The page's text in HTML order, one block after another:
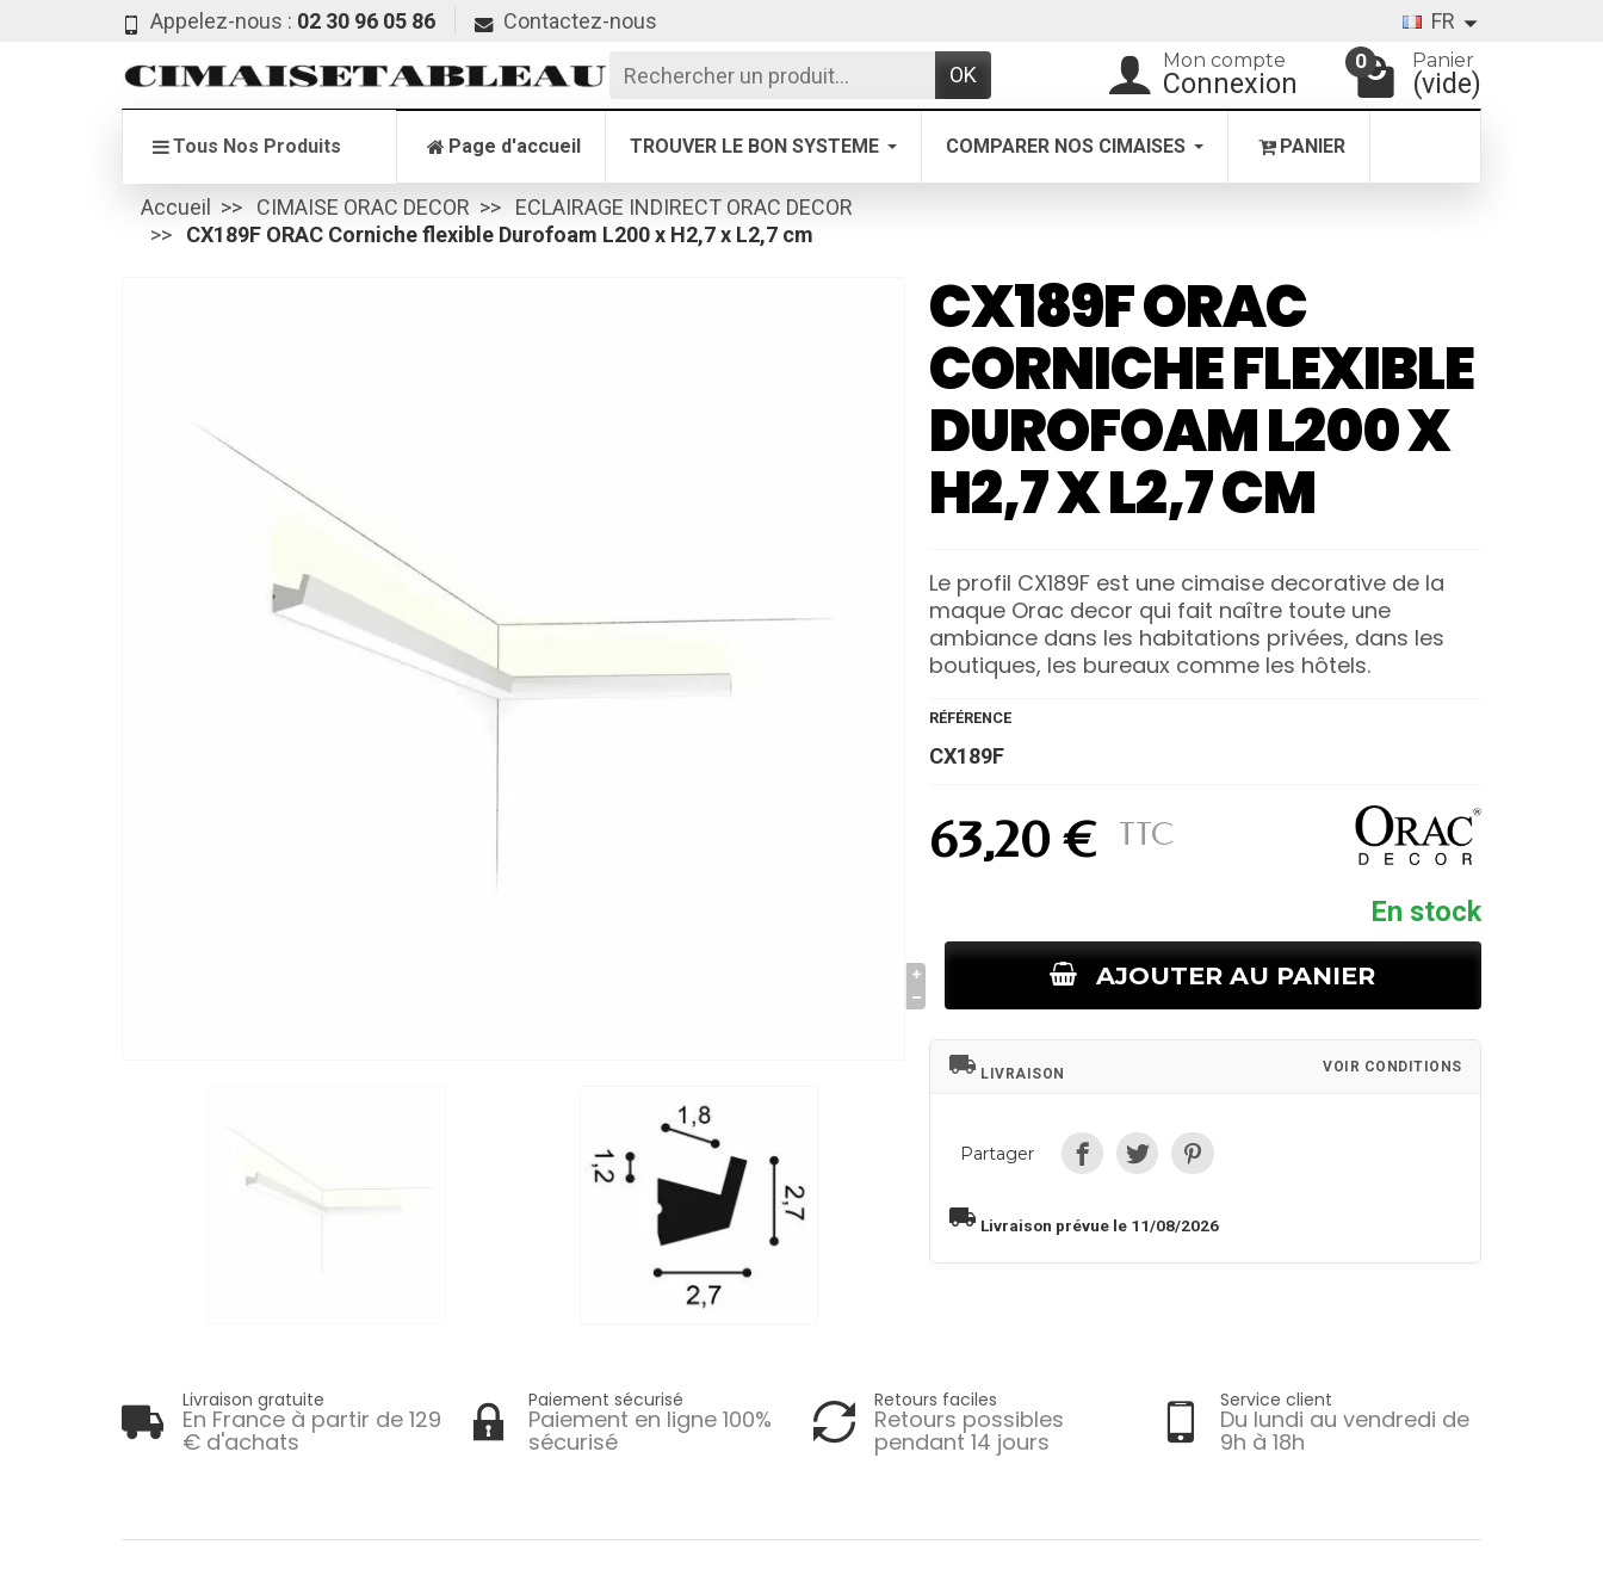
Appelez-nous : 02 30 96 05 86 Contactez-nous FR
OK
Mon compte
Connexion
0 Panier
(vide)
Tous Nos Produits Page d'accueil TROUVER LE BON SYSTEME COMPARER NOS CIMAISES PANIER
Accueil CIMAISE ORAC DECOR
ECLAIRAGE INDIRECT ORAC DECOR
CX189F ORAC Corniche flexible Durofoam L200 x H2,7 x L2,7 cm
CX189F ORAC
CORNICHE FLEXIBLE
DUROFOAM L200 X
H2,7 X L2,7 CM
Le profil CX189F est une cimaise decorative de la
maque Orac decor qui fait naître toute une
ambiance dans les habitations privées, dans les
boutiques, les bureaux comme les hôtels.
RÉFÉRENCE
CX189F
63,20 € TTC
En stock
AJOUTER AU PANIER
local_shipping LIVRAISON VOIR CONDITIONS
Partager
local_shipping Livraison prévue le 11/08/2026
Livraison gratuite
En France à partir de 129
€ d'achats
Paiement sécurisé
Paiement en ligne 100%
sécurisé
Retours faciles
Retours possibles
pendant 14 jours
Service client
Du lundi au vendredi de
9h à 18h